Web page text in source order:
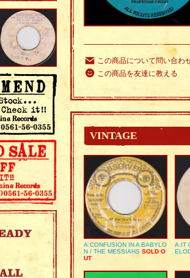
この商品について問い合わ
この商品を友達に教える
VINTAGE
A:CONFUSION IN A BABYLO
N / THE MESSIAHS SOLD O
UT
A:IT